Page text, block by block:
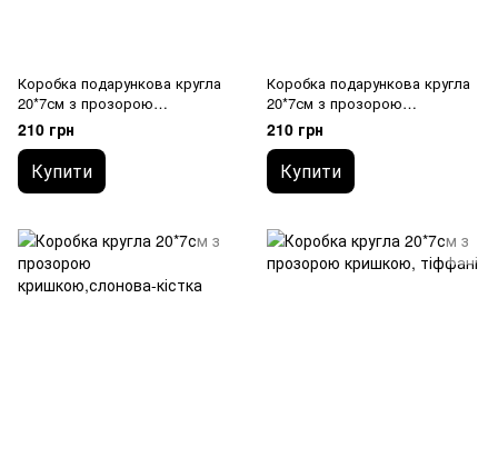
Коробка подарункова кругла
20*7см з прозорою
кришкою,біла
210 грн
Купити
Коробка подарункова кругла
20*7см з прозорою
кришкою,ваніль
210 грн
Купити